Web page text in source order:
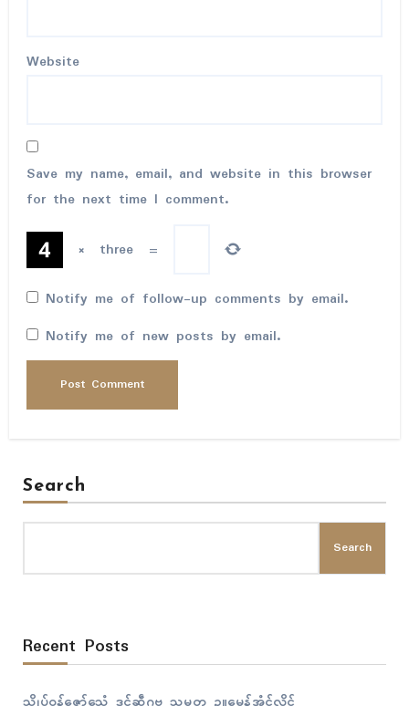
Website
Save my name, email, and website in this browser
for the next time I comment.
× three =
Notify me of follow-up comments by email.
Notify me of new posts by email.
Search
Search
Recent Posts